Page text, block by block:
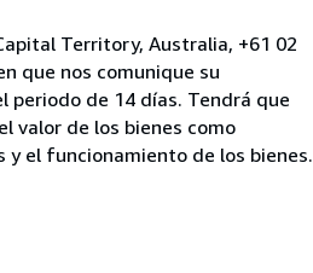
Territory, Australia, +61 02
que nos comunique su
periodo de 14 días. Tendrá que
valor de los bienes como
el funcionamiento de los bienes.